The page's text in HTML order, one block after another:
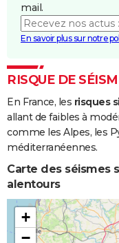
mail.
En savoir plus sur notre
RISQUE DE
En France, les risques
allant de faibles à
comme les Alpes, les
méditerranéennes.
Carte des séismes
alentours
+
−